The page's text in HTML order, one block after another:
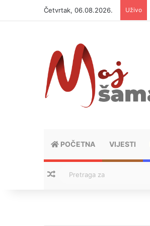
Četvrtak, 06.08.2026. Uživo
POČETNA VIJESTI
Nasumični tekstovi